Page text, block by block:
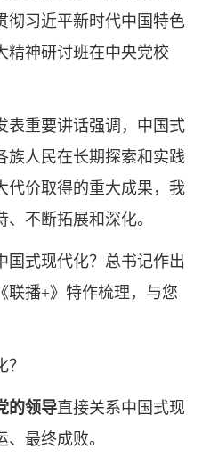
彻习近平新时代中国特色
精神研讨班在中央党校
表重要讲话强调，中国式
族人民在长期探索和实践
代价取得的重大成果，我
不断拓展和深化。
国式现代化？总书记作出
联播+》特作梳理，与您
的领导直接关系中国式现
最终成败。